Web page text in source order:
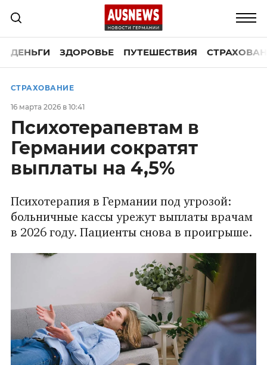
ДЕНЬГИ ЗДОРОВЬЕ ПУТЕШЕСТВИЯ
СТРАХОВАНИЕ
16 марта 2026 в 10:41
Психотерапевтам в
Германии сократят
выплаты на 4,5%
Психотерапия в Германии под угрозой:
больничные кассы урежут выплаты врачам
в 2026 году. Пациенты снова в проигрыше.